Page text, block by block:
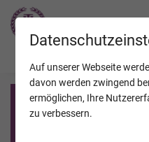
Registrierung
Auf unserer Webseite
davon werden zwingend
ermöglichen, Ihre
zu verbessern.
JAHRESTAGE